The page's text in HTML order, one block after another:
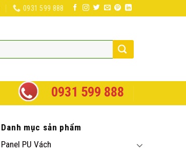
0931 599 888
0931 599 888
Danh mục sản phẩm
Panel PU Vách